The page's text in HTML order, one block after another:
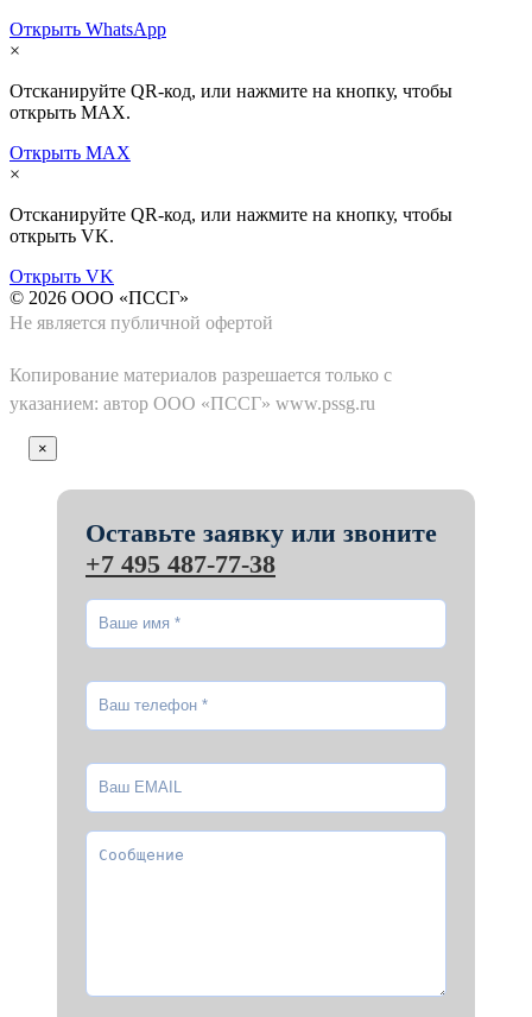
Открыть WhatsApp
×
Отсканируйте QR-код, или нажмите на кнопку, чтобы
открыть MAX.
Открыть MAX
×
Отсканируйте QR-код, или нажмите на кнопку, чтобы
открыть VK.
Открыть VK
© 2026 ООО «ПССГ»
Не является публичной офертой
Копирование материалов разрешается только с
указанием: автор ООО «ПССГ» www.pssg.ru
×
Оставьте заявку или звоните
+7 495 487-77-38